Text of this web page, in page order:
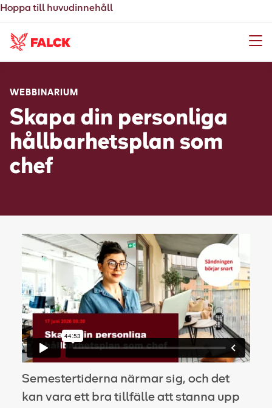
Hoppa till huvudinnehåll
Meny
WEBBINARIUM
Skapa din personliga
hållbarhetsplan som
chef
Semestertiderna närmar sig, och det
kan vara ett bra tillfälle att stanna upp